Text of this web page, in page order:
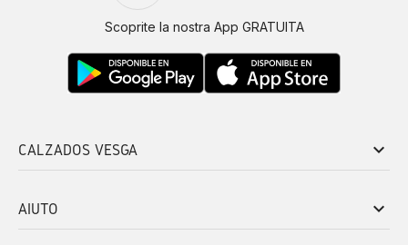
Scoprite la nostra App GRATUITA
CALZADOS VESGA keyboard_arrow_down
AIUTO keyboard_arrow_down